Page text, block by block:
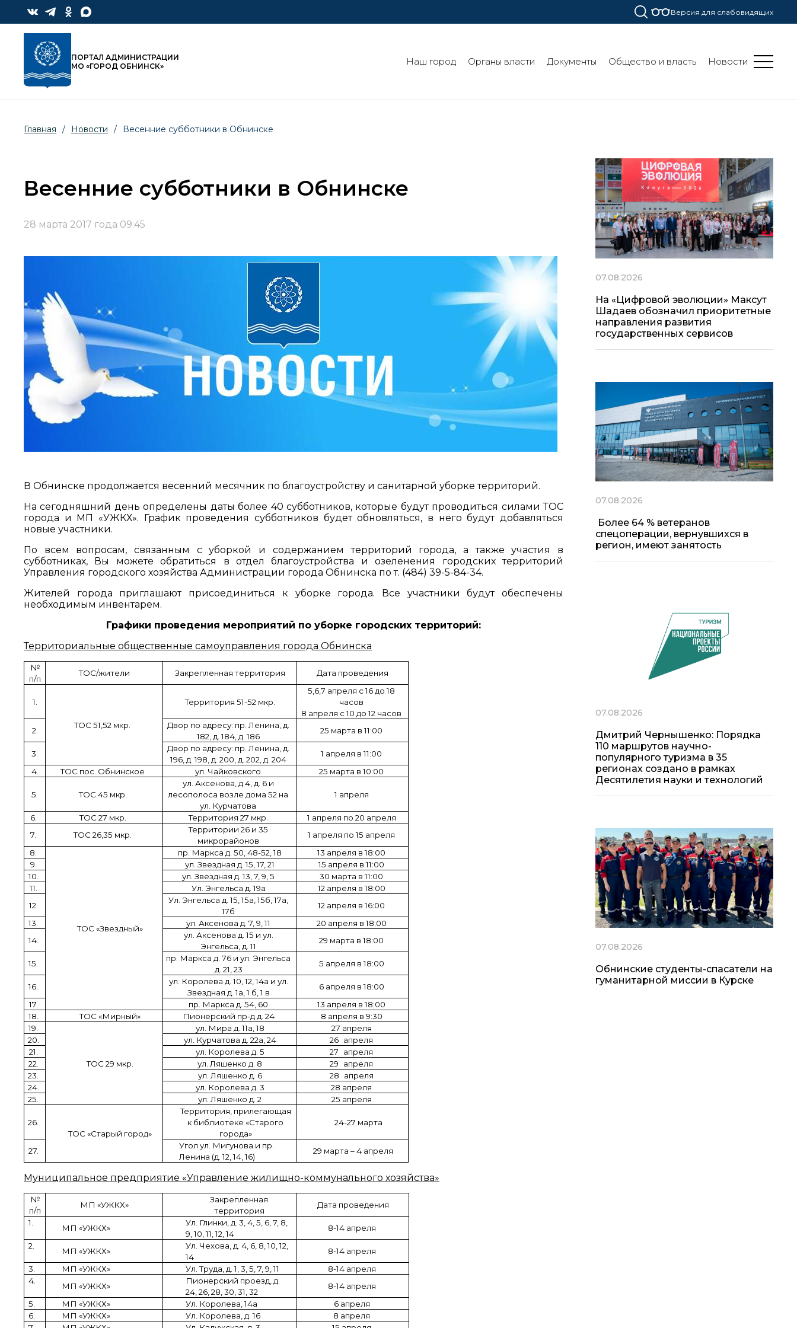
Версия для слабовидящих
ПОРТАЛ АДМИНИСТРАЦИИ
МО «ГОРОД ОБНИНСК»
Наш город Органы власти Документы Общество и власть Новости
Главная / Новости / Весенние субботники в Обнинске
Весенние субботники в Обнинске
28 марта 2017 года 09:45
В Обнинске продолжается весенний месячник по благоустройству и санитарной уборке территорий.
На сегодняшний день определены даты более 40 субботников, которые будут проводиться силами ТОС
города и МП «УЖКХ». График проведения субботников будет обновляться, в него будут добавляться
новые участники.
По всем вопросам, связанным с уборкой и содержанием территорий города, а также участия в
субботниках, Вы можете обратиться в отдел благоустройства и озеленения городских территорий
Управления городского хозяйства Администрации города Обнинска по т. (484) 39-5-84-34.
Жителей города приглашают присоединиться к уборке города. Все участники будут обеспечены
необходимым инвентарем.
Графики проведения мероприятий по уборке городских территорий:
Территориальные общественные самоуправления города Обнинска
№
п/п
ТОС/жители Закрепленная территория Дата проведения
1.
ТОС 51,52 мкр.
Территория 51-52 мкр.
5,6,7 апреля с 16 до 18
часов
8 апреля с 10 до 12 часов
2.
Двор по адресу: пр. Ленина, д.
182, д. 184, д. 186
25 марта в 11:00
3.
Двор по адресу: пр. Ленина, д.
196, д. 198, д. 200, д. 202, д. 204
1 апреля в 11:00
4.
ТОС пос. Обнинское ул. Чайковского 25 марта в 10:00
5. ТОС 45 мкр.
ул. Аксенова, д.4, д. 6 и
лесополоса возле дома 52 на
ул. Курчатова
1 апреля
6. ТОС 27 мкр. Территория 27 мкр.
1 апреля по 20 апреля
7.
ТОС 26,35 мкр.
Территории 26 и 35
микрорайонов
1 апреля по 15 апреля
8.
ТОС «Звездный»
пр. Маркса д. 50, 48-52, 18
13 апреля в 18:00
9.
ул. Звездная д. 15, 17, 21
15 апреля в 11:00
10.
ул. Звездная д. 13, 7, 9, 5
30 марта в 11:00
11.
Ул. Энгельса д. 19а
12 апреля в 18:00
12.
Ул. Энгельса д. 15, 15а, 15б, 17а,
17б
12 апреля в 16:00
13.
ул. Аксенова д. 7, 9, 11
20 апреля в 18:00
14.
ул. Аксенова д. 15 и ул.
Энгельса, д. 11
29 марта в 18:00
15.
пр. Маркса д. 76 и ул. Энгельса
д. 21, 23
5 апреля в 18:00
16.
ул. Королева д. 10, 12, 14а и ул.
Звездная д. 1а, 1 б, 1 в
6 апреля в 18:00
17.
пр. Маркса д. 54, 60
13 апреля в 18:00
18.
ТОС «Мирный» Пионерский пр-д д. 24
8 апреля в 9:30
19.
ТОС 29 мкр.
ул. Мира д. 11а, 18
27 апреля
20.
ул. Курчатова д. 22а, 24 26 апреля
21.
ул. Королева д. 5 27
апреля
22.
ул. Ляшенко д. 8 29
апреля
23.
ул. Ляшенко д. 6 28
апреля
24.
ул. Королева д. 3
28 апреля
25.
ул. Ляшенко д. 2 25 апреля
26.
ТОС «Старый город»
Территория, прилегающая
к библиотеке «Старого
города»
24-27 марта
27.
Угол ул. Мигунова и пр.
Ленина (д. 12, 14, 16)
29 марта – 4 апреля
Муниципальное предприятие «Управление жилищно-коммунального хозяйства»
№
п/п
МП «УЖКХ»
Закрепленная
территория
Дата проведения
1.
МП «УЖКХ»
Ул. Глинки, д. 3, 4, 5, 6, 7, 8,
9, 10, 11, 12, 14
8-14 апреля
2.
МП «УЖКХ»
Ул. Чехова, д. 4, 6, 8, 10, 12,
14
8-14 апреля
3.
МП «УЖКХ» Ул. Труда, д. 1, 3, 5, 7, 9, 11
8-14 апреля
4.
МП «УЖКХ»
Пионерский проезд, д.
24, 26, 28, 30, 31, 32
8-14 апреля
5.
МП «УЖКХ» Ул. Королева, 14а
6 апреля
6.
МП «УЖКХ» Ул. Королева, д. 16
8 апреля
07.08.2026
На «Цифровой эволюции» Максут
Шадаев обозначил приоритетные
направления развития
государственных сервисов
07.08.2026
Более 64 % ветеранов
спецоперации, вернувшихся в
регион, имеют занятость
07.08.2026
Дмитрий Чернышенко: Порядка
110 маршрутов научно-
популярного туризма в 35
регионах создано в рамках
Десятилетия науки и технологий
07.08.2026
Обнинские студенты-спасатели на
гуманитарной миссии в Курске